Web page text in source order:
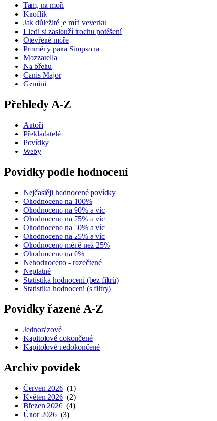
Tam, na moři
Knoflík
Jak důležité je míti veverku
I Jedi si zaslouží trochu potěšení
Otevřené moře
Proměny pana Simpsona
Mozzarella
Na břehu
Canis Major
Gemini
Přehledy A-Z
Autoři
Překladatelé
Povídky
Weby
Povídky podle hodnocení
Nejčastěji hodnocené povídky
Ohodnoceno na 100%
Ohodnoceno na 90% a víc
Ohodnoceno na 75% a víc
Ohodnoceno na 50% a víc
Ohodnoceno na 25% a víc
Ohodnoceno méně než 25%
Ohodnoceno na 0%
Nehodnoceno - rozečtené
Neplatné
Statistika hodnocení (bez filtrů)
Statistika hodnocení (s filtry)
Povídky řazené A-Z
Jednorázové
Kapitolové dokončené
Kapitolové nedokončené
Archiv povídek
Červen 2026 (1)
Květen 2026 (2)
Březen 2026 (4)
Únor 2026 (3)